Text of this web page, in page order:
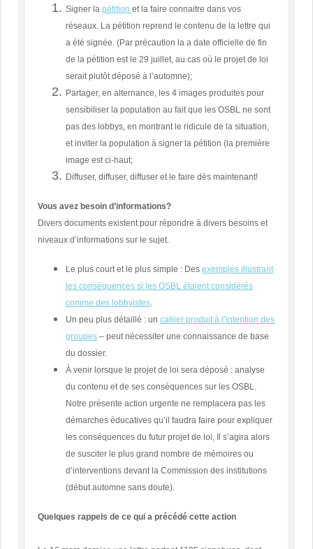
Signer la pétition et la faire connaitre dans vos
réseaux. La pétition reprend le contenu de la lettre qui
a été signée. (Par précaution la a date officielle de fin
de la pétition est le 29 juillet, au cas où le projet de loi
serait plutôt déposé à l’automne);
Partager, en alternance, les 4 images produites pour
sensibiliser la population au fait que les OSBL ne sont
pas des lobbys, en montrant le ridicule de la situation,
et inviter la population à signer la pétition (la première
image est ci-haut;
Diffuser, diffuser, diffuser et le faire dès maintenant!
Vous avez besoin d’informations?
Divers documents existent pour répondre à divers besoins et
niveaux d’informations sur le sujet.
Le plus court et le plus simple : Des exemples illustrant
les conséquences si les OSBL étaient considérés
comme des lobbyistes.
Un peu plus détaillé : un cahier produit à l’intention des
groupes – peut nécessiter une connaissance de base
du dossier.
À venir lorsque le projet de loi sera déposé : analyse
du contenu et de ses conséquences sur les OSBL.
Notre présente action urgente ne remplacera pas les
démarches éducatives qu’il faudra faire pour expliquer
les conséquences du futur projet de loi, Il s’agira alors
de susciter le plus grand nombre de mémoires ou
d’interventions devant la Commission des institutions
(début automne sans doute).
Quelques rappels de ce qui a précédé cette action